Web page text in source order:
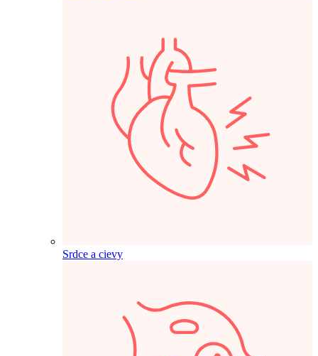
Srdce a cievy